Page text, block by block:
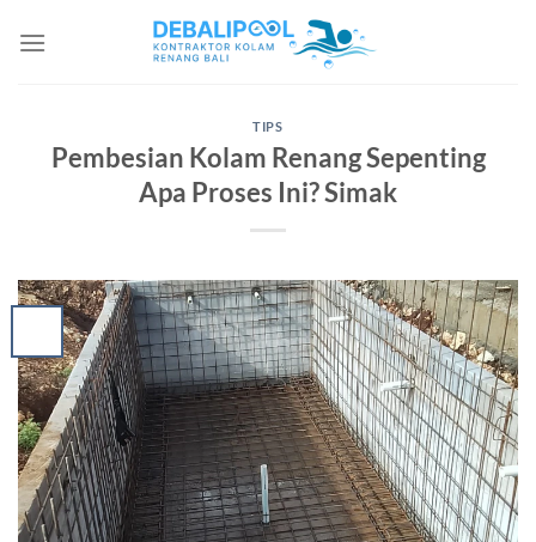
TIPS
Pembesian Kolam Renang Sepenting
Apa Proses Ini? Simak